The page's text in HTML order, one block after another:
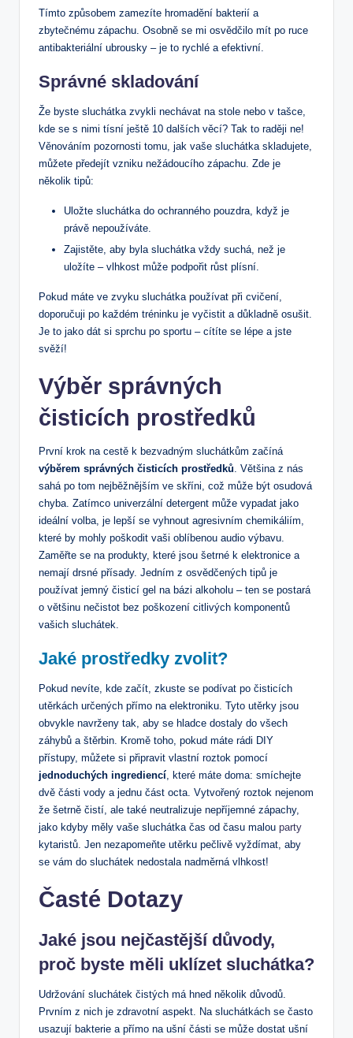
Tímto způsobem zamezíte hromadění bakterií a
zbytečnému zápachu. Osobně se mi osvědčilo mít po ruce
antibakteriální ubrousky – je to rychlé a efektivní.
Správné skladování
Že byste sluchátka zvykli nechávat na stole nebo v tašce,
kde se s nimi tísní ještě 10 dalších věcí? Tak to raději ne!
Věnováním pozornosti tomu, jak vaše sluchátka skladujete,
můžete předejít vzniku nežádoucího zápachu. Zde je
několik tipů:
Uložte sluchátka do ochranného pouzdra, když je
právě nepoužíváte.
Zajistěte, aby byla sluchátka vždy suchá, než je
uložíte – vlhkost může podpořit růst plísní.
Pokud máte ve zvyku sluchátka používat při cvičení,
doporučuji po každém tréninku je vyčistit a důkladně osušit.
Je to jako dát si sprchu po sportu – cítíte se lépe a jste
svěží!
Výběr správných
čisticích prostředků
První krok na cestě k bezvadným sluchátkům začíná
výběrem správných čisticích prostředků . Většina z nás
sahá po tom nejběžnějším ve skříni, což může být osudová
chyba. Zatímco univerzální detergent může vypadat jako
ideální volba, je lepší se vyhnout agresivním chemikáliím,
které by mohly poškodit vaši oblíbenou audio výbavu.
Zaměřte se na produkty, které jsou šetrné k elektronice a
nemají drsné přísady. Jedním z osvědčených tipů je
používat jemný čisticí gel na bázi alkoholu – ten se postará
o většinu nečistot bez poškození citlivých komponentů
vašich sluchátek.
Jaké prostředky zvolit?
Pokud nevíte, kde začít, zkuste se podívat po čisticích
utěrkách určených přímo na elektroniku. Tyto utěrky jsou
obvykle navrženy tak, aby se hladce dostaly do všech
záhybů a štěrbin. Kromě toho, pokud máte rádi DIY
přístupy, můžete si připravit vlastní roztok pomocí
jednoduchých ingrediencí , které máte doma: smíchejte
dvě části vody a jednu část octa. Vytvořený roztok nejenom
že šetrně čistí, ale také neutralizuje nepříjemné zápachy,
jako kdyby měly vaše sluchátka čas od času malou party
kytaristů. Jen nezapomeňte utěrku pečlivě vyždímat, aby
se vám do sluchátek nedostala nadměrná vlhkost!
Časté Dotazy
Jaké jsou nejčastější důvody,
proč byste měli uklízet sluchátka?
Udržování sluchátek čistých má hned několik důvodů.
Prvním z nich je zdravotní aspekt. Na sluchátkách se často
usazují bakterie a přímo na ušní části se může dostat ušní